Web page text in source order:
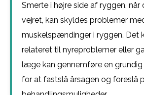
Smerte i højre side af ryggen,
vejret, kan skyldes problemer
muskelspændinger i ryggen. Det
relateret til nyreproblemer eller
læge kan gennemføre en
for at fastslå årsagen og foreslå